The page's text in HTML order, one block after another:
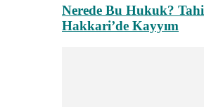
Nerede Bu Hukuk?
Hakkari’de Kayyım